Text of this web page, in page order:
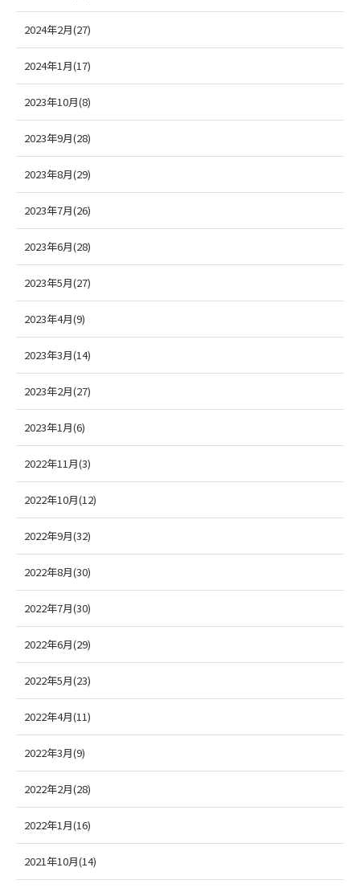
2024年2月(27)
2024年1月(17)
2023年10月(8)
2023年9月(28)
2023年8月(29)
2023年7月(26)
2023年6月(28)
2023年5月(27)
2023年4月(9)
2023年3月(14)
2023年2月(27)
2023年1月(6)
2022年11月(3)
2022年10月(12)
2022年9月(32)
2022年8月(30)
2022年7月(30)
2022年6月(29)
2022年5月(23)
2022年4月(11)
2022年3月(9)
2022年2月(28)
2022年1月(16)
2021年10月(14)